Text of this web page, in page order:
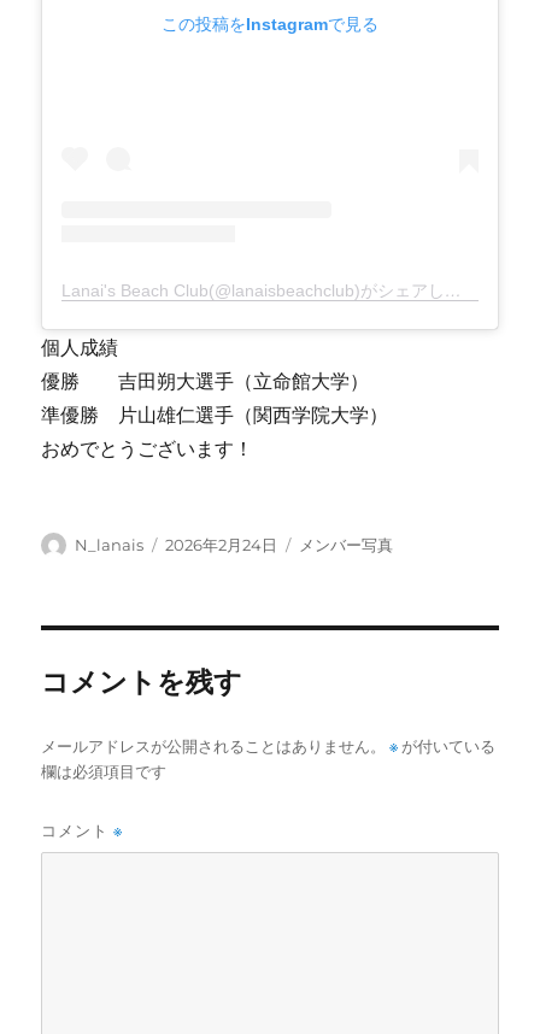
この投稿をInstagramで見る
Lanai's Beach Club(@lanaisbeachclub)がシェアした投稿
個人成績
優勝 吉田朔大選手（立命館大学）
準優勝 片山雄仁選手（関西学院大学）
おめでとうございます！
投
N_lanais
投
2026年2月24日
カ
メンバー写真
コメントを残す
メールアドレスが公開されることはありません。 ※ が付いている
欄は必須項目です
コメント※